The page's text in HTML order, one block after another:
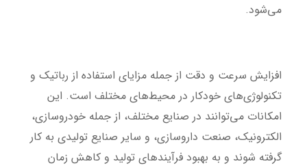
می‌شود.
افزایش سرعت و دقت از جمله مزایای استفاده از رباتیک و
تکنولوژی‌های خودکار در محیط‌های مختلف است. این
امکانات می‌توانند در صنایع مختلف، از جمله خودروسازی،
الکترونیک، صنعت داروسازی، و سایر صنایع تولیدی به کار
گرفته شوند و به بهبود فرآیندهای تولید و کاهش زمان